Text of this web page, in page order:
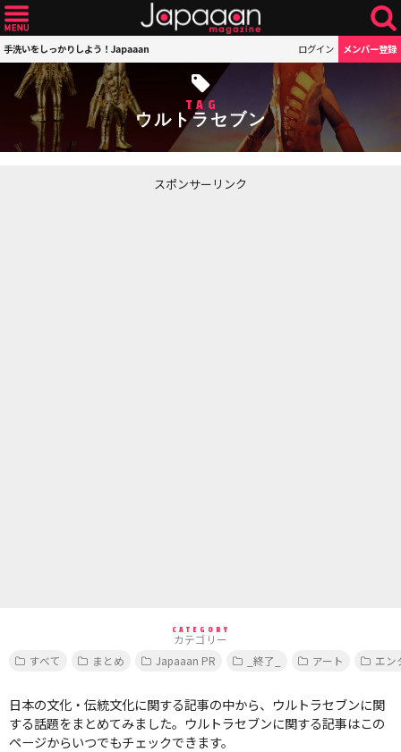
手洗いをしっかりしよう！Japaaan ログイン メンバー登録
TAG
ウルトラセブン
スポンサーリンク
CATEGORY
カテゴリー
すべて
まとめ Japaaan PR _終了_ アート エン
日本の文化・伝統文化に関する記事の中から、ウルトラセブンに関
する話題をまとめてみました。ウルトラセブンに関する記事はこの
ページからいつでもチェックできます。